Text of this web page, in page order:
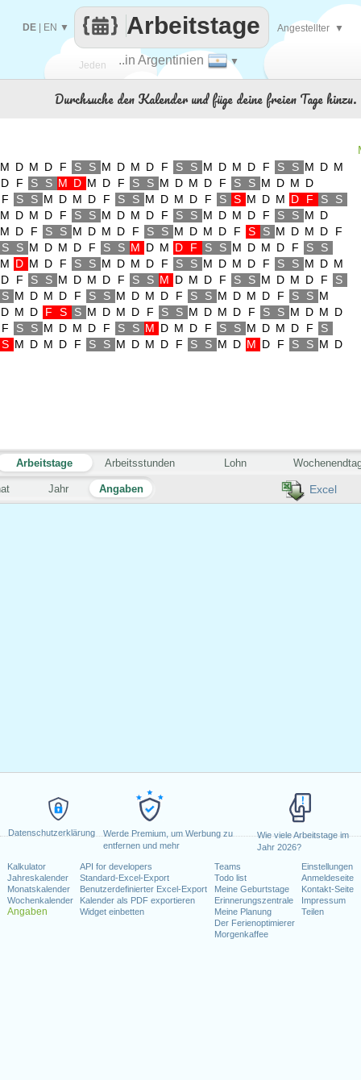
Datenschutzerklärung
Werde Premium, um Werbung zu
entfernen und mehr
Wie viele Arbeitstage im
Jahr 2026?
Kalkulator
Jahreskalender
Monatskalender
Wochenkalender
Angaben
API for developers
Standard-Excel-Export
Benutzerdefinierter Excel-Export
Kalender als PDF exportieren
Widget einbetten
Teams
Todo list
Meine Geburtstage
Erinnerungszentrale
Meine Planung
Der Ferienoptimierer
Morgenkaffee
Einstellungen
Anmeldeseite
Kontakt-Seite
Impressum
Teilen
Jeden ..in Argentinien ▼
Arbeitstage
DE EN ▼ Angestellter ▼
Excel
Durchsuche den Kalender und füge deine freien Tage hinzu.
M D M D F S S M D M D F S S M D M D F S S M D M
D
F S S M D M D F S S M D M D F S S M D M D
F
S S M D M D F S S M D M D F S S M D M D F S
S
M D M D F S S M D M D F S S M D M D F S S M D
M D F S S M D M D F S S M D M D F S S M D M D
F
S
S M D M D F S S M D M D F S S M D M D F S
S
M D M D F S S M D M D F S S M D M D F S S M D M
D
F S S M D M D F S S M D M D F S S M D M D F
S
S M D M D F S S M D M D F S S M D M D F S S M
D M D F S S M D M D F S S M D M D F S S M D M D
F
S S M D M D F S S M D M D F S S M D M D F
S
S M D M D F S S M D M D F S S M D M D F S S M D
Jahr Angaben
Arbeitstage Arbeitsstunden Lohn